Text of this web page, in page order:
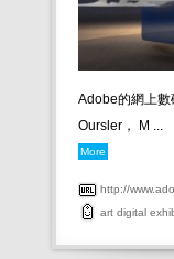
Adobe的網上
Oursler， M ...
More
http://
art digital